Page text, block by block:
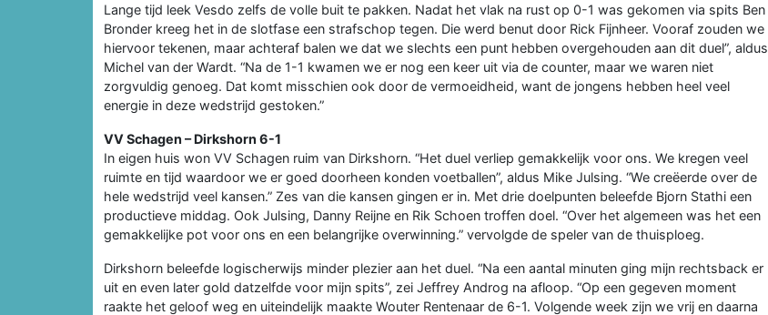
Lange tijd leek Vesdo zelfs de volle buit te pakken. Nadat het vlak na rust op 0-1 was gekomen via spits Ben
Bronder kreeg het in de slotfase een strafschop tegen. Die werd benut door Rick Fijnheer. Vooraf zouden we
hiervoor tekenen, maar achteraf balen we dat we slechts een punt hebben overgehouden aan dit duel”, aldus
Michel van der Wardt. “Na de 1-1 kwamen we er nog een keer uit via de counter, maar we waren niet
zorgvuldig genoeg. Dat komt misschien ook door de vermoeidheid, want de jongens hebben heel veel
energie in deze wedstrijd gestoken.”
VV Schagen – Dirkshorn 6-1
In eigen huis won VV Schagen ruim van Dirkshorn. “Het duel verliep gemakkelijk voor ons. We kregen veel
ruimte en tijd waardoor we er goed doorheen konden voetballen”, aldus Mike Julsing. “We creëerde over de
hele wedstrijd veel kansen.” Zes van die kansen gingen er in. Met drie doelpunten beleefde Bjorn Stathi een
productieve middag. Ook Julsing, Danny Reijne en Rik Schoen troffen doel. “Over het algemeen was het een
gemakkelijke pot voor ons en een belangrijke overwinning.” vervolgde de speler van de thuisploeg.
Dirkshorn beleefde logischerwijs minder plezier aan het duel. “Na een aantal minuten ging mijn rechtsback er
uit en even later gold datzelfde voor mijn spits”, zei Jeffrey Androg na afloop. “Op een gegeven moment
raakte het geloof weg en uiteindelijk maakte Wouter Rentenaar de 6-1. Volgende week zijn we vrij en daarna